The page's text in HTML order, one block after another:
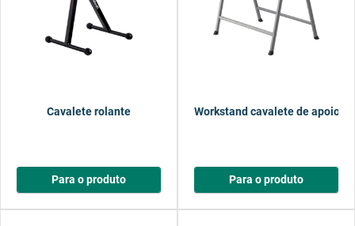
Cavalete rolante
Para o produto
Workstand cavalete de apoio
Para o produto